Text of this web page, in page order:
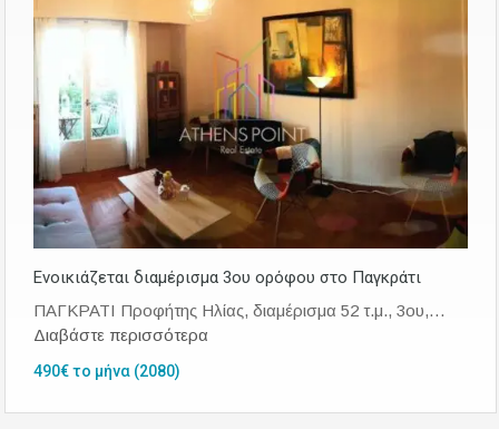
Ενοικιάζεται διαμέρισμα 3ου ορόφου στο Παγκράτι
ΠΑΓΚΡΑΤΙ Προφήτης Ηλίας, διαμέρισμα 52 τ.μ., 3ου,…
Διαβάστε περισσότερα
490€ το μήνα (2080)